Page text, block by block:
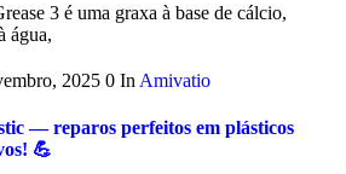
3 é uma graxa à base de cálcio,
água,
2025 0 In Amivatio
— reparos perfeitos em plásticos
💪